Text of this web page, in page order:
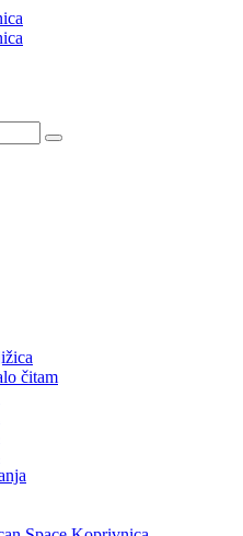
čitam